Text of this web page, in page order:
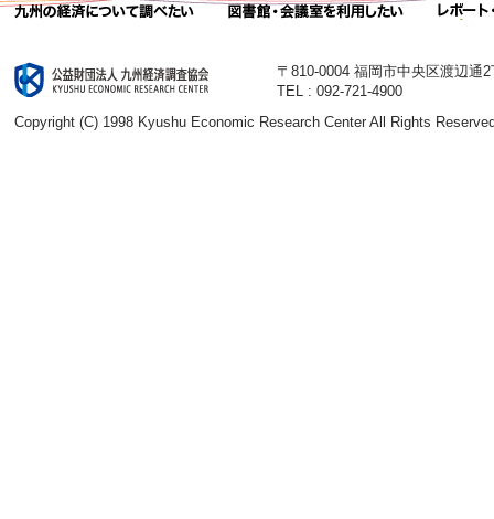
〒810-0004 福岡市中央区渡辺通
TEL : 092-721-4900
Copyright (C) 1998 Kyushu Economic Research Center All Rights